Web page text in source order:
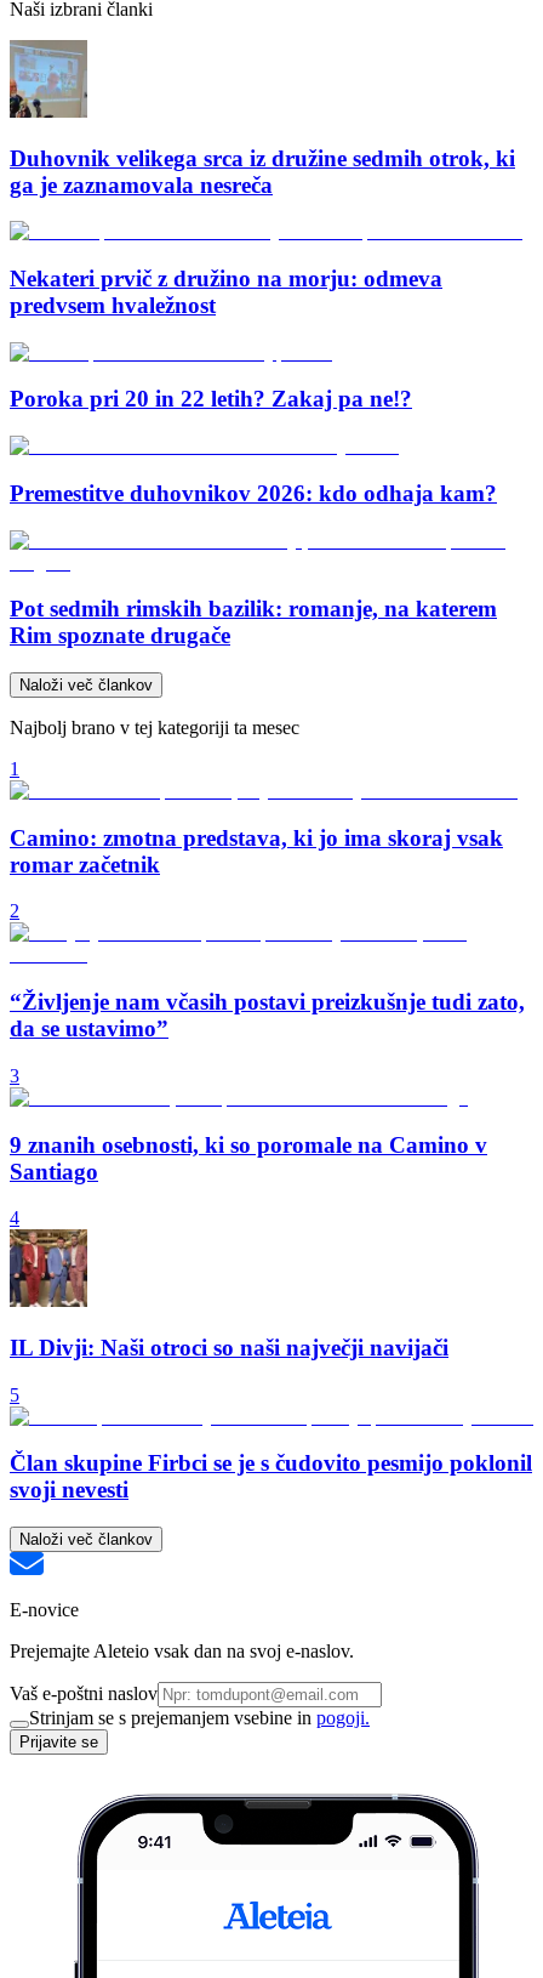
Naši izbrani članki
Duhovnik velikega srca iz družine sedmih otrok, ki
ga je zaznamovala nesreča
Nekateri prvič z družino na morju: odmeva
predvsem hvaležnost
Poroka pri 20 in 22 letih? Zakaj pa ne!?
Premestitve duhovnikov 2026: kdo odhaja kam?
Pot sedmih rimskih bazilik: romanje, na katerem
Rim spoznate drugače
Naloži več člankov
Najbolj brano v tej kategoriji ta mesec
1
Camino: zmotna predstava, ki jo ima skoraj vsak
romar začetnik
2
“Življenje nam včasih postavi preizkušnje tudi zato,
da se ustavimo”
3
9 znanih osebnosti, ki so poromale na Camino v
Santiago
4
IL Divji: Naši otroci so naši največji navijači
5
Član skupine Firbci se je s čudovito pesmijo poklonil
svoji nevesti
Naloži več člankov
E-novice
Prejemajte Aleteio vsak dan na svoj e-naslov.
Vaš e-poštni naslov
Strinjam se s prejemanjem vsebine in pogoji.
Prijavite se